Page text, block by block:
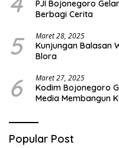
PJI Bojonegoro
Berbagi Cerita
5 Maret 28, 2025
Kunjungan Balasan
Blora
6 Maret 27, 2025
Kodim Bojonegoro
Media Membangun
Popular Post